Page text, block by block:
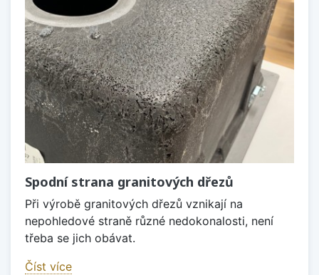
Spodní strana granitových dřezů
Při výrobě granitových dřezů vznikají na
nepohledové straně různé nedokonalosti, není
třeba se jich obávat.
Číst více